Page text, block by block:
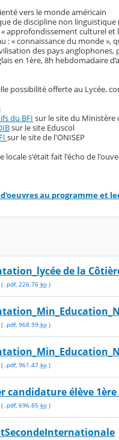
vers le monde américain
de discipline non
approfondissement culturel
: « connaissance du monde
des pays
en 1ère, 8h hebdomadaire
possibilité offerte au Lycée,
du BFI sur le site du
sur le site Eduscol
sur le site de l'ONISEP
locale s'était fait l'écho de
d'oeuvres au programme et
de la
.pdf, 226.76 ko)
.pdf, 968.99 ko)
.pdf, 961.47 ko)
candidature élève 1ère
.pdf, 696.85 ko)